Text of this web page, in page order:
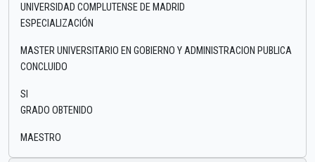
UNIVERSIDAD COMPLUTENSE DE MADRID
ESPECIALIZACIÓN
MASTER UNIVERSITARIO EN GOBIERNO Y ADMINISTRACION PUBLICA
CONCLUIDO
SI
GRADO OBTENIDO
MAESTRO